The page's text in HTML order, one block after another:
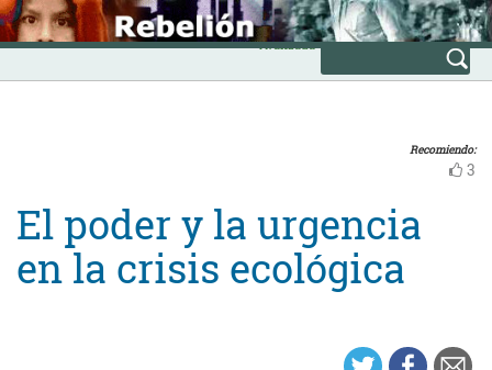
Skip
to
content
INICIO
Avanzada
Recomiendo:
3
El poder y la urgencia
en la crisis ecológica